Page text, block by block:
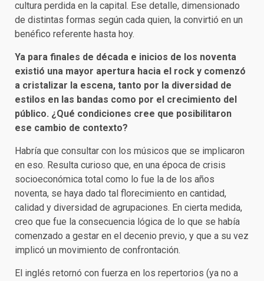
cultura perdida en la capital. Ese detalle, dimensionado
de distintas formas según cada quien, la convirtió en un
benéfico referente hasta hoy.
Ya para finales de década e inicios de los noventa
existió una mayor apertura hacia el rock y comenzó
a cristalizar la escena, tanto por la diversidad de
estilos en las bandas como por el crecimiento del
público. ¿Qué condiciones cree que posibilitaron
ese cambio de contexto?
Habría que consultar con los músicos que se implicaron
en eso. Resulta curioso que, en una época de crisis
socioeconómica total como lo fue la de los años
noventa, se haya dado tal florecimiento en cantidad,
calidad y diversidad de agrupaciones. En cierta medida,
creo que fue la consecuencia lógica de lo que se había
comenzado a gestar en el decenio previo, y que a su vez
implicó un movimiento de confrontación.
El inglés retornó con fuerza en los repertorios (ya no a